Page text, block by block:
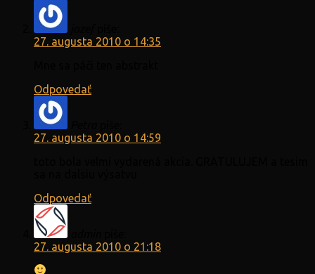
27. augusta 2010 o 14:35
Odpovedať
27. augusta 2010 o 14:59
Odpovedať
27. augusta 2010 o 21:18